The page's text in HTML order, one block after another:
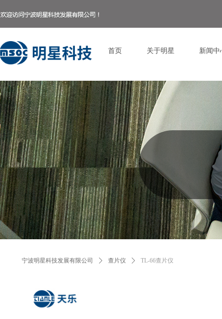
首页 关于明星 新闻中
宁波明星科技发展有限公司 ꄲ 查片仪 ꄲ TL-66查片仪
Control Render